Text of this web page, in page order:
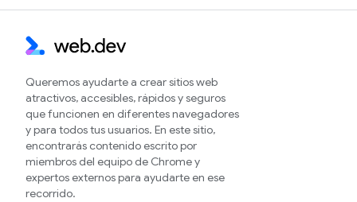
Queremos ayudarte a crear sitios web
atractivos, accesibles, rápidos y seguros
que funcionen en diferentes navegadores
y para todos tus usuarios. En este sitio,
encontrarás contenido escrito por
miembros del equipo de Chrome y
expertos externos para ayudarte en ese
recorrido.